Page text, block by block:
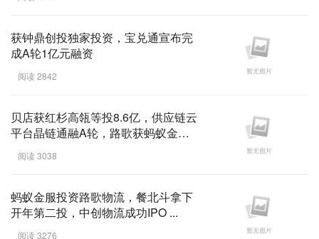
获钟鼎创投独家投资，宝兑通宣布完
成A轮1亿元融资
阅读 2842
贝店获红杉高瓴等投8.6亿，供应链云
平台晶链通融A轮，路歌获蚂蚁金服B
轮投资|物流金融 ...
阅读 3038
蚂蚁金服投资路歌物流，餐北斗拿下
开年第二投，中创物流成功IPO ...
阅读 3276